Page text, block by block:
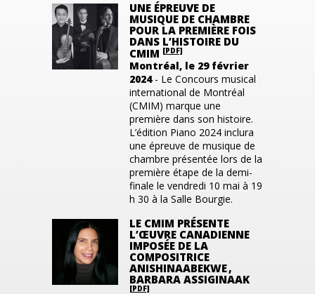
UNE ÉPREUVE DE
MUSIQUE DE CHAMBRE
POUR LA PREMIÈRE FOIS
DANS L’HISTOIRE DU
CMIM [PDF]
Montréal, le 29 février
2024- Le Concours musical
international de Montréal
(CMIM) marque une
première dans son histoire.
L’édition Piano 2024 inclura
une épreuve de musique de
chambre présentée lors de la
première étape de la demi-
finale le vendredi 10 mai à 19
h 30 à la Salle Bourgie.
LE CMIM PRÉSENTE
L’ŒUVRE CANADIENNE
IMPOSÉE DE LA
COMPOSITRICE
ANISHINAABEKWE ,
BARBARA ASSIGINAAK
[PDF]